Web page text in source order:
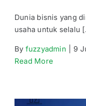
Dunia bisnis yang
usaha untuk selalu
By fuzzyadmin 9
Read More